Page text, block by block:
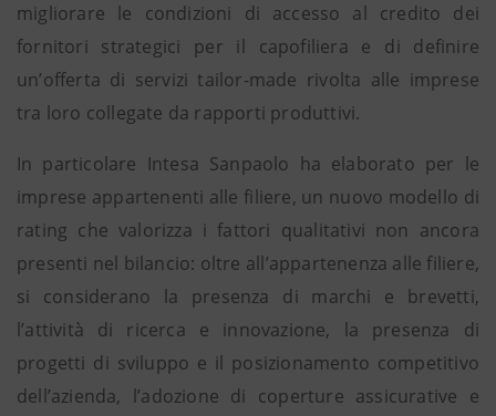
migliorare le condizioni di accesso al credito dei
fornitori strategici per il capofiliera e di definire
un’offerta di servizi tailor-made rivolta alle imprese
tra loro collegate da rapporti produttivi.
In particolare Intesa Sanpaolo ha elaborato per le
imprese appartenenti alle filiere, un nuovo modello di
rating che valorizza i fattori qualitativi non ancora
presenti nel bilancio: oltre all’appartenenza alle filiere,
si considerano la presenza di marchi e brevetti,
l’attività di ricerca e innovazione, la presenza di
progetti di sviluppo e il posizionamento competitivo
dell’azienda, l’adozione di coperture assicurative e